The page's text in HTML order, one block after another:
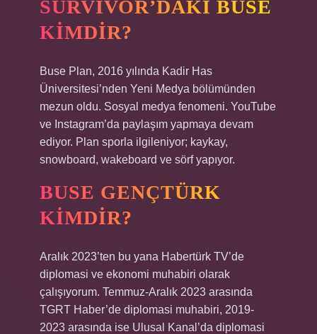
SURVIVOR’DAKI BUSE
KIMDIR?
Buse Plan, 2016 yılında Kadir Has
Üniversitesi’nden Yeni Medya bölümünden
mezun oldu. Sosyal medya fenomeni. YouTube
ve Instagram’da paylaşım yapmaya devam
ediyor. Plan sporla ilgileniyor; kaykay,
snowboard, wakeboard ve sörf yapıyor.
BUSE GENÇTÜRK
KIMDIR?
Aralık 2023’ten bu yana Habertürk TV’de
diplomasi ve ekonomi muhabiri olarak
çalışıyorum. Temmuz-Aralık 2023 arasında
TGRT Haber’de diplomasi muhabiri, 2019-
2023 arasında ise Ulusal Kanal’da diplomasi